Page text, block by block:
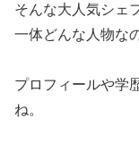
そんな大人気シェ
一体どんな人物な
プロフィールや学
ね。